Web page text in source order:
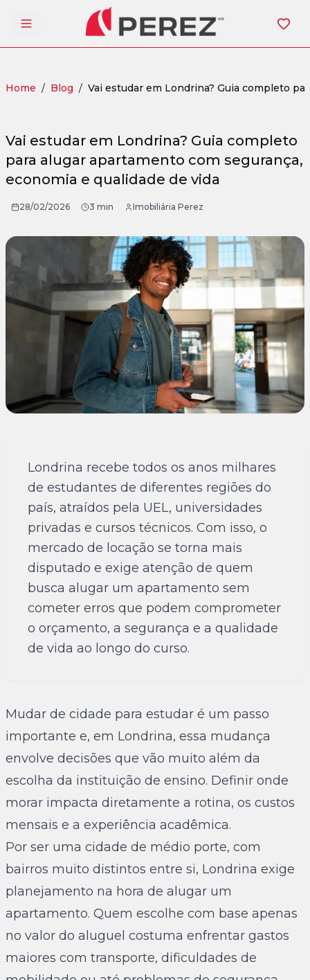
Abrir menu
Home / Blog / Vai estudar em Londrina? Guia completo
Vai estudar em Londrina? Guia completo
para alugar apartamento com segurança,
economia e qualidade de vida
28/02/2026 3 min Imobiliária Perez
Londrina recebe todos os anos milhares
de estudantes de diferentes regiões do
país, atraídos pela UEL, universidades
privadas e cursos técnicos. Com isso, o
mercado de locação se torna mais
disputado e exige atenção de quem
busca alugar um apartamento sem
cometer erros que podem comprometer
o orçamento, a segurança e a qualidade
de vida ao longo do curso.
Mudar de cidade para estudar é um passo
importante e, em Londrina, essa mudança
envolve decisões que vão muito além da
escolha da instituição de ensino. Definir onde
morar impacta diretamente a rotina, os custos
mensais e a experiência acadêmica.
Por ser uma cidade de médio porte, com
bairros muito distintos entre si, Londrina exige
planejamento na hora de alugar um
apartamento. Quem escolhe com base apenas
no valor do aluguel costuma enfrentar gastos
maiores com transporte, dificuldades de